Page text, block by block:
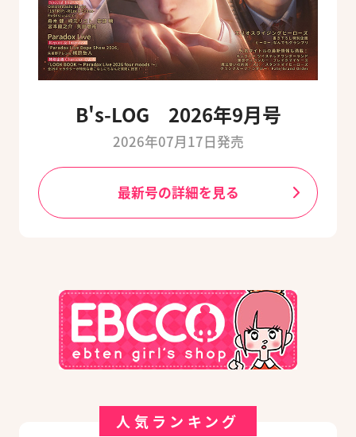
B's-LOG 2026年9月号
2026年07月17日発売
最新号の詳細を見る
人気ランキング